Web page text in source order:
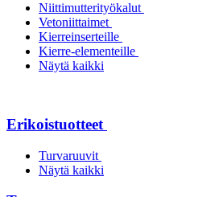
Niittimutterityökalut
Vetoniittaimet
Kierreinserteille
Kierre-elementeille
Näytä kaikki
Erikoistuotteet
Turvaruuvit
Näytä kaikki